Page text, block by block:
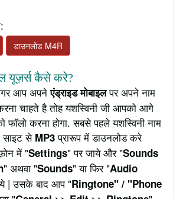
डाउनलोड M4R
यूज़र्स कैसे करे?
आप अपनेएंड्राइड मोबाइलपर अपने नाम
चाहते है तोह यशस्विनी जी आपको आगे
फॉलो करना होगा. सबसे पहले यशस्विनी नाम
साइट से MP3प्रारूप में डाउनलोड करे
में "Settings" पर जाये और "Sounds
" अथवा "Sounds" या फिर "Audio
| उसके बाद आप "Ringtone" / "Phone